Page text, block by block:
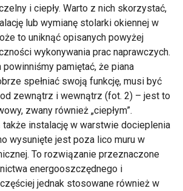
i ciepły. Warto z nich skorzystać,
lub wymianę stolarki okiennej w
to uniknąć opisanych powyżej
wykonywania prac naprawczych.
pamiętać, że piana
spełniać swoją funkcję, musi być
od zewnątrz i wewnątrz (fot. 2) – jest to
zwany również „ciepłym”.
także instalację w warstwie docieplenia
wysunięte jest poza lico muru w
To rozwiązanie przeznaczone
energooszczędnego i
jednak stosowane również w